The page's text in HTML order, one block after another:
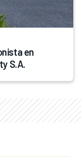
en
S.A.